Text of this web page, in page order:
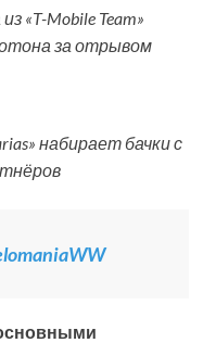
«T-Mobile Team»
за отрывом
набирает бачки с